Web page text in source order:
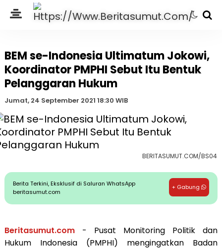
BEM se-Indonesia Ultimatum Jokowi,
Koordinator PMPHI Sebut Itu Bentuk
Pelanggaran Hukum
Jumat, 24 September 2021 18:30 WIB
BERITASUMUT.COM/BS04
Berita Terkini, Eksklusif di Saluran WhatsApp
beritasumut.com
+ Gabung
Beritasumut.com- Pusat Monitoring Politik dan
Hukum Indonesia (PMPHI) mengingatkan Badan